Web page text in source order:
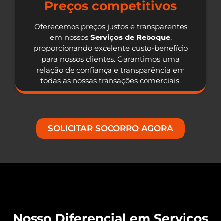
Preços competitivos
Oferecemos preços justos e transparentes
em nossos Serviços de Reboque,
proporcionando excelente custo-benefício
para nossos clientes. Garantimos uma
relação de confiança e transparência em
todas as nossas transações comerciais.
SOLICITAR SOCORRO AGORA